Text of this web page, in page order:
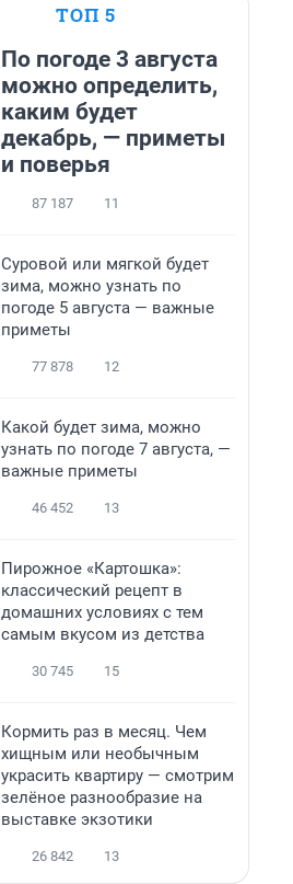
ТОП 5
По погоде 3 августа
можно определить,
каким будет
декабрь, — приметы
и поверья
87 187 11
Суровой или мягкой будет
зима, можно узнать по
погоде 5 августа — важные
приметы
77 878 12
Какой будет зима, можно
узнать по погоде 7 августа, —
важные приметы
46 452 13
Пирожное «Картошка»:
классический рецепт в
домашних условиях с тем
самым вкусом из детства
30 745 15
Кормить раз в месяц. Чем
хищным или необычным
украсить квартиру — смотрим
зелёное разнообразие на
выставке экзотики
26 842 13